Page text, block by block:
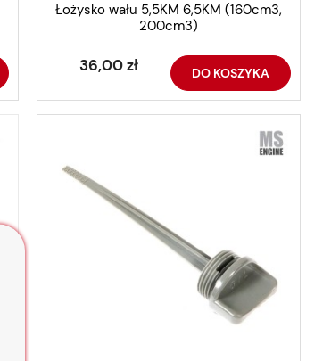
Łożysko wału 5,5KM 6,5KM (160cm3,
200cm3)
36,00 zł DO KOSZYKA